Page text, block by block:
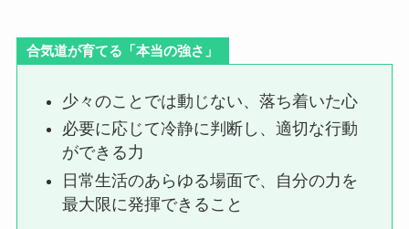
合気道が育てる「本当の強さ」
少々のことでは動じない、落ち着いた心
必要に応じて冷静に判断し、適切な行動
ができる力
日常生活のあらゆる場面で、自分の力を
最大限に発揮できること